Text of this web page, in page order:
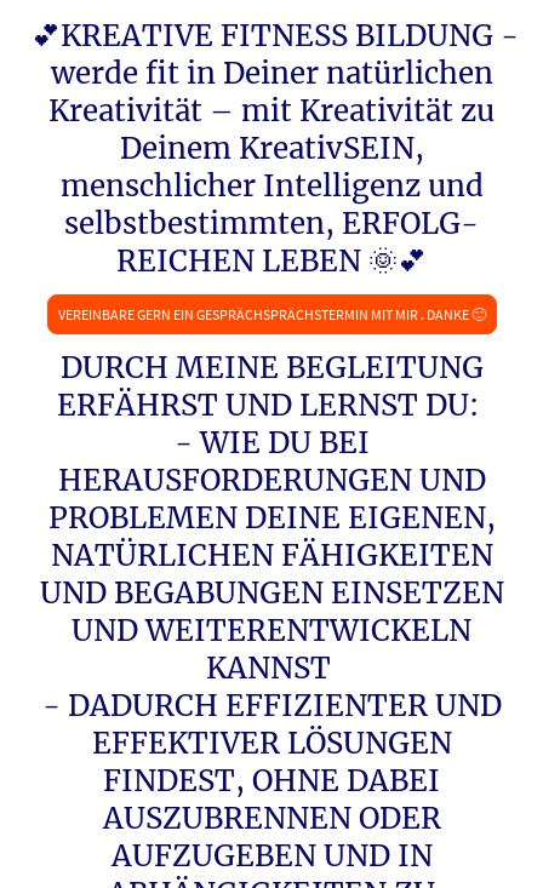
💕KREATIVE FITNESS BILDUNG -
werde fit in Deiner natürlichen
Kreativität – mit Kreativität zu
Deinem KreativSEIN,
menschlicher Intelligenz und
selbstbestimmten, ERFOLG-
REICHEN LEBEN 🌞💕
VEREINBARE GERN EIN GESPRÄCHSPRÄCHSTERMIN MIT MIR . DANKE 🙂
DURCH MEINE BEGLEITUNG
ERFÄHRST UND LERNST DU:
- WIE DU BEI
HERAUSFORDERUNGEN UND
PROBLEMEN DEINE EIGENEN,
NATÜRLICHEN FÄHIGKEITEN
UND BEGABUNGEN EINSETZEN
UND WEITERENTWICKELN
KANNST
- DADURCH EFFIZIENTER UND
EFFEKTIVER LÖSUNGEN
FINDEST, OHNE DABEI
AUSZUBRENNEN ODER
AUFZUGEBEN UND IN